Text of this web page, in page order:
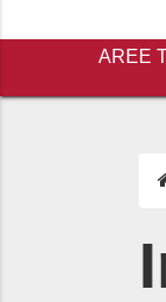
AREE